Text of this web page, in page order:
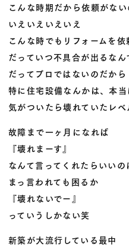
こんな時期だから依頼がな
いえいえいえいえ
こんな時でもリフォームを依
だっていつ不具合が出るなん
だってプロではないのだから
特に住宅設備なんかは、本当
気がついたら壊れていたレベ
故障まで一ヶ月になれば
『壊れまーす』
なんて言ってくれたらいいの
まっ言われても困るか
『壊れないでー』
っていうしかない笑
新築が大流行している最中